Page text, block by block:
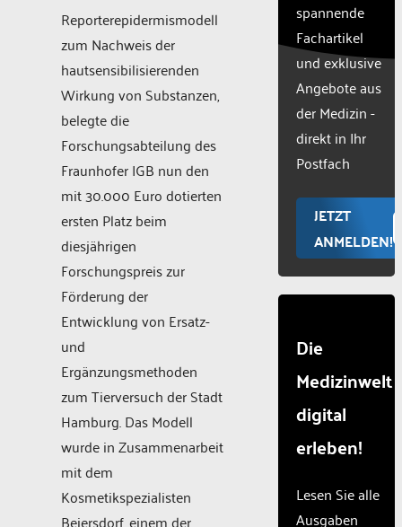
Reporterepidermismodell
zum Nachweis der
hautsensibilisierenden
Wirkung von Substanzen,
belegte die
Forschungsabteilung des
Fraunhofer IGB nun den
mit 30.000 Euro dotierten
ersten Platz beim
diesjährigen
Forschungspreis zur
Förderung der
Entwicklung von Ersatz-
und
Ergänzungsmethoden
zum Tierversuch der Stadt
Hamburg. Das Modell
wurde in Zusammenarbeit
mit dem
Kosmetikspezialisten
Beiersdorf, einem der
to the
list of
used.
Powered
Consent
spannende
Fachartikel
und exklusive
Angebote aus
der Medizin -
direkt in Ihr
Postfach
JETZT
ANMELDEN!
Die
Medizinwelt
digital
erleben!
Lesen Sie alle
Ausgaben